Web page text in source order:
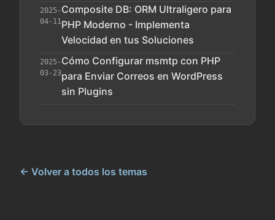
2025-
04-11
Composite DB: ORM Ultraligero para
PHP Moderno - Implementa
Velocidad en tus Soluciones
2025-
03-23
Cómo Configurar msmtp con PHP
para Enviar Correos en WordPress
sin Plugins
← Volver a todos los temas